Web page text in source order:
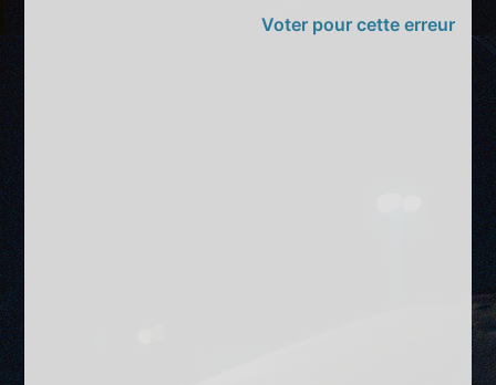
Voter pour cette erreur